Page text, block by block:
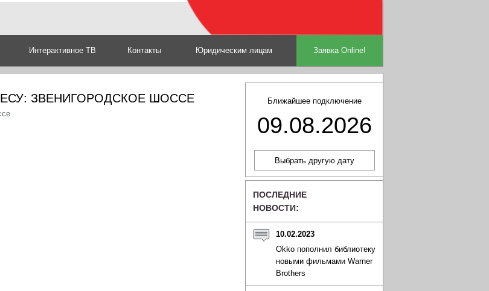
Интерактивное ТВ Контакты Юридическим лицам Заявка Online!
Ближайшее подключение
09.08.2026
ПОСЛЕДНИЕ
НОВОСТИ:
10.02.2023
Okko пополнил библиотеку
новыми фильмами Warner
Brothers
ЗВЕНИГОРОДСКОЕ ШОССЕ